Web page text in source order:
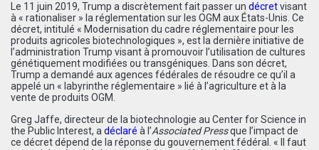
Le 11 juin 2019, Trump a discrètement fait passer un décretvisant
à « rationaliser » la réglementation sur les OGM aux États-Unis. Ce
décret, intitulé « Modernisation du cadre réglementaire pour les
produits agricoles biotechnologiques », est la dernière initiative de
l’administration Trump visant à promouvoir l’utilisation de cultures
génétiquement modifiées ou transgéniques. Dans son décret,
Trump a demandé aux agences fédérales de résoudre ce qu’il a
appelé un « labyrinthe réglementaire » lié à l’agriculture et à la
vente de produits OGM.
Greg Jaffe, directeur de la biotechnologie au Center for Science in
the Public Interest, adéclaré à l’Associated Pressque l’impact de
ce décret dépend de la réponse du gouvernement fédéral. « Il faut